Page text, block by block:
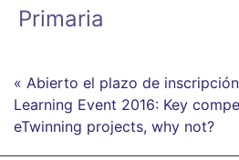
Primaria
« Abierto el plazo de
Learning Event 2016: Key
eTwinning projects, why not?